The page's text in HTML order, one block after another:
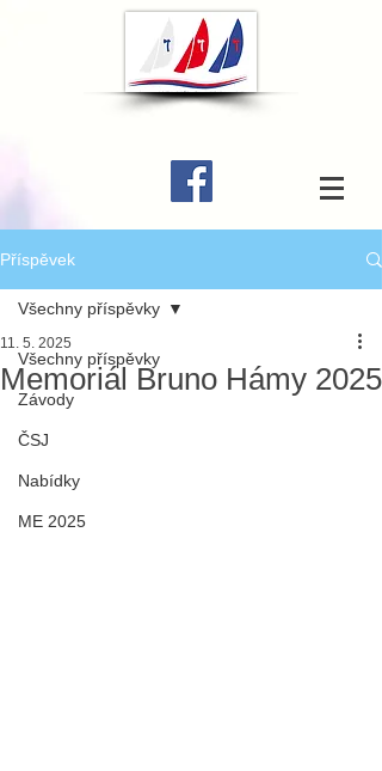
Příspěvek
Všechny příspěvky
Závody
ČSJ
Nabídky
ME 2025
Všechny příspěvky
Memoriál Bruno Hámy 2025
11. 5. 2025